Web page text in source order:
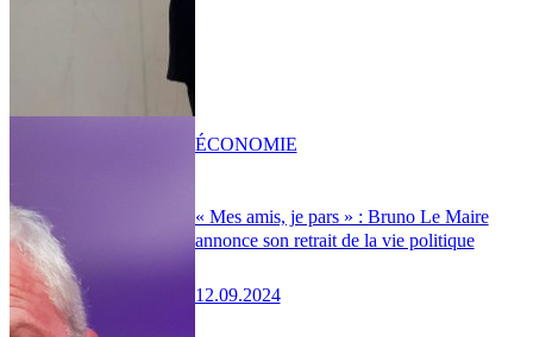
« Mes amis, je pars » : Bruno Le Maire
annonce son retrait de la vie politique
12.09.2024
ÉCONOMIE